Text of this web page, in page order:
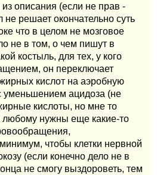
описания (если не прав -
не решает окончательно суть
что в целом не мозговое
не в том, о чем пишут в
костыль, для тех, у кого
он переключает
кислот на аэробную
уменьшением ацидоза (не
кислоты, но мне то
любому нужны еще какие-то
чтобы клетки нервной
(если конечно дело не в
не смогу выздороветь, тем